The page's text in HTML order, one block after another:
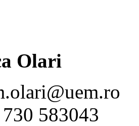
Olari
583043